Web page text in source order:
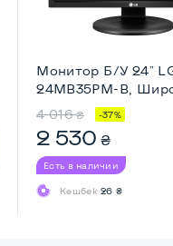
Монитор Б/У 24"
24MB35PM-B,
Full ...
4 016 ₴ -37%
2 530 ₴
Есть в наличии
Кешбек26 ₴